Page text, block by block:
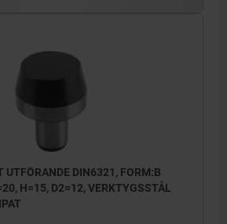
UTFÖRANDE DIN6321, FORM:B
H=15, D2=12, VERKTYGSSTÅL